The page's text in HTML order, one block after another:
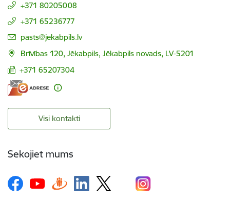
+371 80205008
+371 65236777
E-pasts:
pasts@jekabpils.lv
Brīvības 120, Jēkabpils, Jēkabpils novads, LV-5201
+371 65207304
Visi kontakti
Sekojiet mums